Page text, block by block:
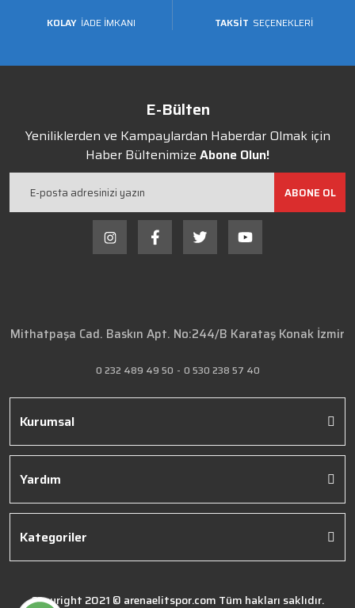
KOLAY İADE İMKANI TAKSİT SEÇENEKLERİ
E-Bülten
Yeniliklerden ve Kampaylardan Haberdar Olmak için
Haber Bültenimize Abone Olun!
ABONE OL
Mithatpaşa Cad. Baskın Apt. No:244/B Karataş Konak İzmir
0 232 489 49 50 - 0 530 238 57 40
Kurumsal
Yardım
Kategoriler
Copyright 2021 © arenaelitspor.com Tüm hakları saklıdır.